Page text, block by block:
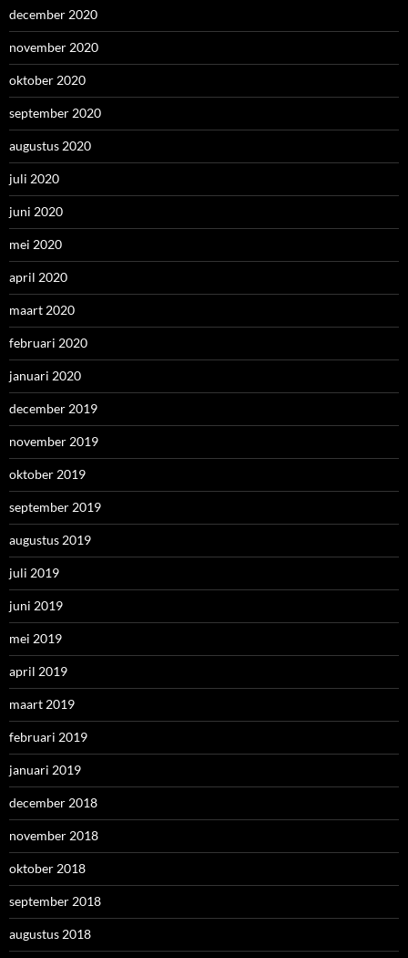
december 2020
november 2020
oktober 2020
september 2020
augustus 2020
juli 2020
juni 2020
mei 2020
april 2020
maart 2020
februari 2020
januari 2020
december 2019
november 2019
oktober 2019
september 2019
augustus 2019
juli 2019
juni 2019
mei 2019
april 2019
maart 2019
februari 2019
januari 2019
december 2018
november 2018
oktober 2018
september 2018
augustus 2018